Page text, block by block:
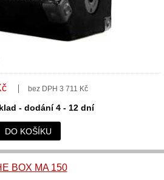
bez DPH 3 711 Kč
- dodání 4 - 12 dní
DO KOŠÍKU
BOX MA 150